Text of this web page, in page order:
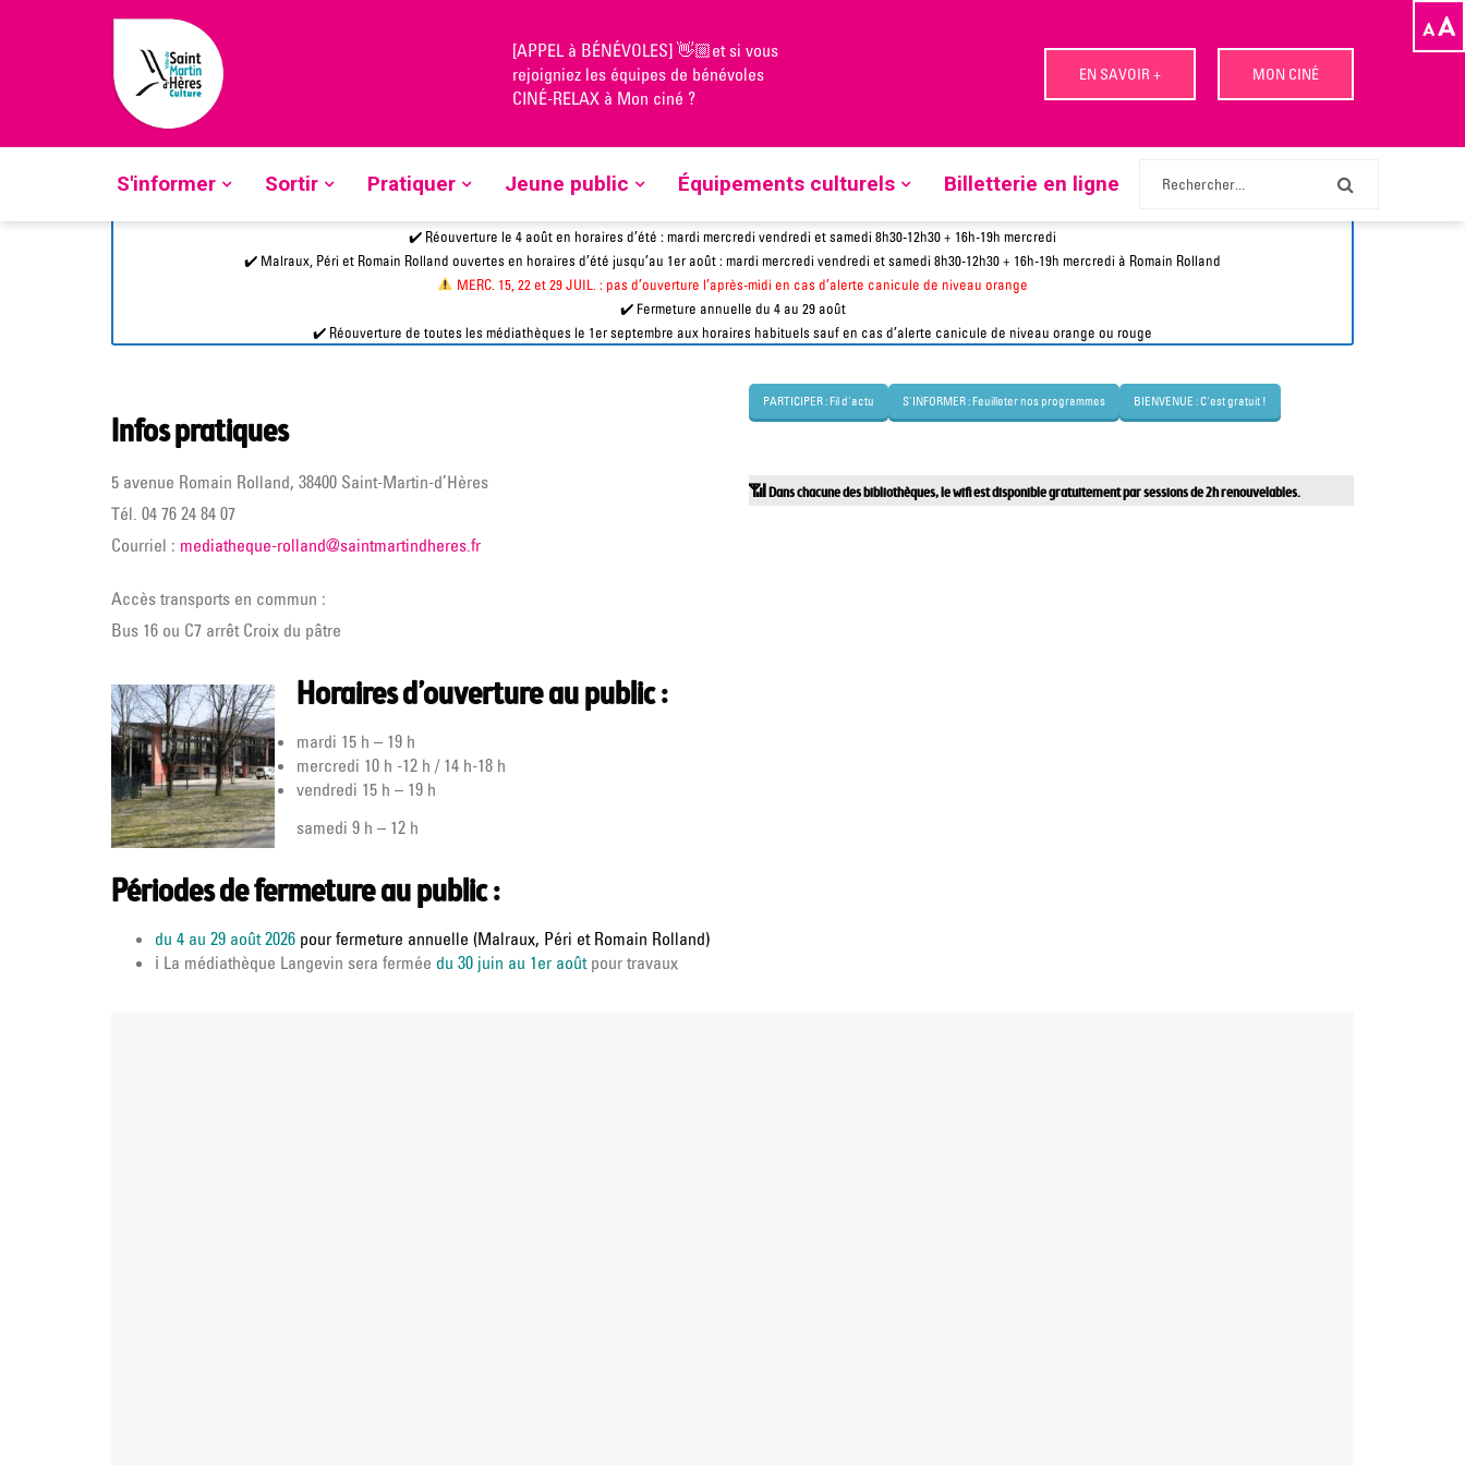
[APPEL à BÉNÉVOLES] 👋🏼et si vous
rejoigniez les équipes de bénévoles
CINÉ-RELAX à Mon ciné ?
EN SAVOIR + MON CINÉ
S'informer Sortir Pratiquer Jeune public Équipements culturels Billetterie en ligne
E
n
Ecoutez
Accueil»Équipements Médiathèque Romain Rolland
Médiathèque Romain Rolland
OUVERTURE ET HORAIRES
✔️ Réouverture le 4 août en horaires d’été : mardi mercredi vendredi etsamedi 8h30-12h30 + 16h-19h mercredi
✔️ Malraux, Péri et Romain Rolland ouvertes en horaires d’été jusqu’au 1er août : mardi mercredi vendredi etsamedi 8h30-12h30 + 16h-19h mercredi à Romain Rolland
MERC. 15, 22 et 29 JUIL. : pas d’ouverture l’après-midi en cas d’alerte canicule de niveau orange
✔️ Fermeture annuelle du 4 au 29 août
✔️ Réouverture de toutes les médiathèques le 1er septembre aux horaires habituels sauf en cas d’alerte canicule de niveau orange ou rouge
Infos pratiques
5 avenue Romain Rolland, 38400 Saint-Martin-d’Hères
Tél. 04 76 24 84 07
Courriel : mediatheque-rolland@saintmartindheres.fr
Accès transports en commun :
Bus 16 ou C7 arrêt Croix du pâtre
Horaires d’ouverture au public :
mardi 15 h – 19 h
mercredi 10 h -12 h / 14 h-18 h
vendredi 15 h – 19 h
samedi 9 h – 12 h
Périodes de fermeture au public :
du 4 au 29 août 2026 pour fermeture annuelle (Malraux, Péri et Romain Rolland)
ℹ️ La médiathèque Langevin sera fermée du 30 juin au 1er aoûtpour travaux
PARTICIPER : Fil d'actu S'INFORMER : Feuilleter nos programmes BIENVENUE : C'est gratuit !
📶Dans chacune des bibliothèques, le wifi est disponible gratuitement par sessions de 2h renouvelables.